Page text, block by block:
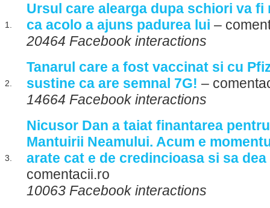
1.
Ursul care alearga dupa schiori va
ca acolo a ajuns padurea lui –
20464 Facebook interactions
2.
Tanarul care a fost vaccinat si cu
sustine ca are semnal 7G! –
14664 Facebook interactions
3.
Nicusor Dan a taiat finantarea
Mantuirii Neamului. Acum e
arate cat e de credincioasa si sa
comentacii.ro
10063 Facebook interactions